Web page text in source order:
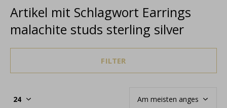
Artikel mit Schlagwort Earrings
malachite studs sterling silver
FILTER